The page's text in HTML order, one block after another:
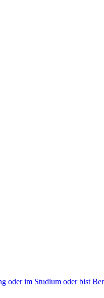
oder im Studium oder bist